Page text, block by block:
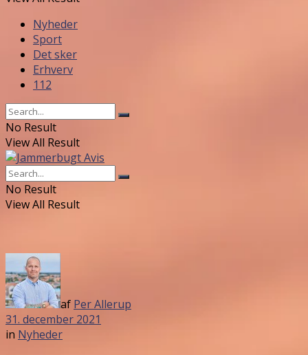
Nyheder
Sport
Det sker
Erhverv
112
No Result
View All Result
No Result
View All Result
af Per Allerup
31. december 2021
in Nyheder